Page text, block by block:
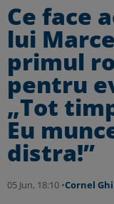
Ce face
lui
primul
pentru
„Tot
Eu
distra!”
05 Jun, 18:10 •Cornel